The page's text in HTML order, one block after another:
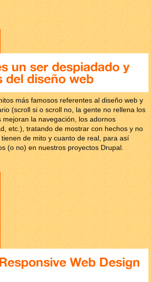
performance: illusions & browser
un ser despiadado y
del diseño web
más famosos referentes al diseño web y
(scroll si o scroll no, la gente no rellena los
mejoran la navegación, los adornos
etc.), tratando de mostrar con hechos y no
de mito y cuanto de real, para así
(o no) en nuestros proyectos Drupal.
es un ser despiadado y otros mitos del
Web Design